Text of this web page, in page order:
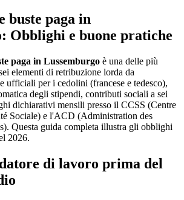
buste paga in
Obblighi e buone pratiche
paga in Lussemburgo è una delle più
elementi di retribuzione lorda da
ufficiali per i cedolini (francese e tedesco),
degli stipendi, contributi sociali a sei
dichiarativi mensili presso il CCSS (Centre
Sociale) e l'ACD (Administration des
Questa guida completa illustra gli obblighi
2026.
di lavoro prima del